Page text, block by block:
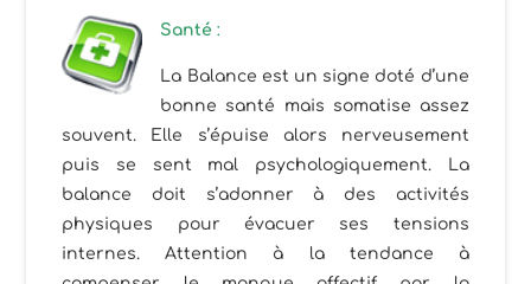
Santé :
La Balance est un signe doté d’une
bonne santé mais somatise assez
souvent. Elle s’épuise alors nerveusement
puis se sent mal psychologiquement. La
balance doit s’adonner à des activités
physiques pour évacuer ses tensions
internes. Attention à la tendance à